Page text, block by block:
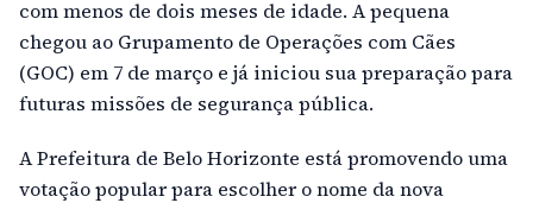
com menos de dois meses de idade. A pequena
chegou ao Grupamento de Operações com Cães
(GOC) em 7 de março e já iniciou sua preparação para
futuras missões de segurança pública.
A Prefeitura de Belo Horizonte está promovendo uma
votação popular para escolher o nome da nova